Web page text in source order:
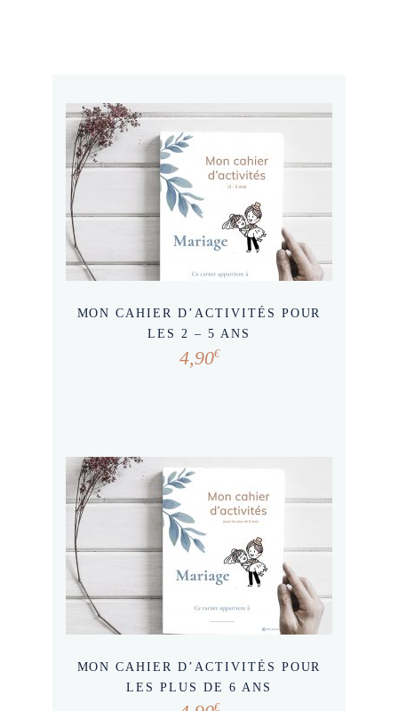
MON CAHIER D’ACTIVITÉS POUR
LES 2 – 5 ANS
4,90€
MON CAHIER D’ACTIVITÉS POUR
LES PLUS DE 6 ANS
€